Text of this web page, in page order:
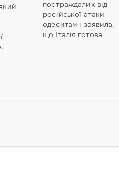
постраждалих від
російської атаки
одеситам і заявила,
що Італія готова